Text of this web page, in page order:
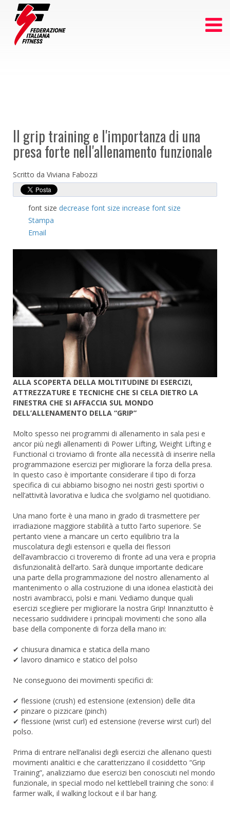
Il grip training e l'importanza di una
presa forte nell'allenamento funzionale
Scritto da Viviana Fabozzi
font size decrease font size increase font size
Stampa
Email
ALLA SCOPERTA DELLA MOLTITUDINE DI ESERCIZI,
ATTREZZATURE E TECNICHE CHE SI CELA DIETRO LA
FINESTRA CHE SI AFFACCIA SUL MONDO
DELL’ALLENAMENTO DELLA “GRIP”
Molto spesso nei programmi di allenamento in sala pesi e
ancor più negli allenamenti di Power Lifting, Weight Lifting e
Functional ci troviamo di fronte alla necessità di inserire nella
programmazione esercizi per migliorare la forza della presa.
In questo caso è importante considerare il tipo di forza
specifica di cui abbiamo bisogno nei nostri gesti sportivi o
nell’attività lavorativa e ludica che svolgiamo nel quotidiano.
Una mano forte è una mano in grado di trasmettere per
irradiazione maggiore stabilità a tutto l’arto superiore. Se
pertanto viene a mancare un certo equilibrio tra la
muscolatura degli estensori e quella dei flessori
dell’avambraccio ci troveremo di fronte ad una vera e propria
disfunzionalità dell’arto. Sarà dunque importante dedicare
una parte della programmazione del nostro allenamento al
mantenimento o alla costruzione di una idonea elasticità dei
nostri avambracci, polsi e mani. Vediamo dunque quali
esercizi scegliere per migliorare la nostra Grip! Innanzitutto è
necessario suddividere i principali movimenti che sono alla
base della componente di forza della mano in:
✔ chiusura dinamica e statica della mano
✔ lavoro dinamico e statico del polso
Ne conseguono dei movimenti specifici di:
✔ flessione (crush) ed estensione (extension) delle dita
✔ pinzare o pizzicare (pinch)
✔ flessione (wrist curl) ed estensione (reverse wirst curl) del
polso.
Prima di entrare nell’analisi degli esercizi che allenano questi
movimenti analitici e che caratterizzano il cosiddetto “Grip
Training”, analizziamo due esercizi ben conosciuti nel mondo
funzionale, in special modo nel kettlebell training che sono: il
farmer walk, il walking lockout e il bar hang.